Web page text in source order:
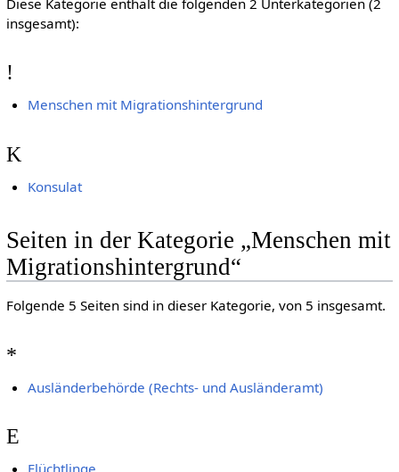
insgesamt):
!
Menschen mit Migrationshintergrund
K
Konsulat
Seiten in der Kategorie „Menschen mit
Migrationshintergrund“
Folgende 5 Seiten sind in dieser Kategorie, von 5 insgesamt.
*
Ausländerbehörde (Rechts- und Ausländeramt)
E